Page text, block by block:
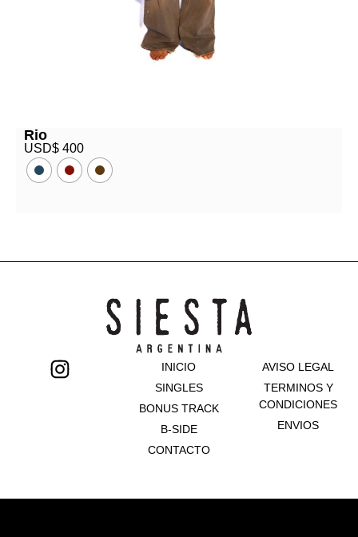
Rio
USD$ 400
INICIO
SINGLES
BONUS TRACK
B-SIDE
CONTACTO
AVISO LEGAL
TERMINOS Y
CONDICIONES
ENVIOS